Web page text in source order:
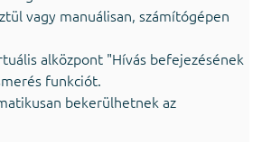
vagy manuálisan, számítógépen
alközpont "Hívás befejezésének
funkciót.
bekerülhetnek az